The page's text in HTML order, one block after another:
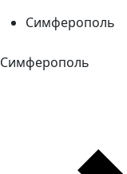
Симферополь
Симферополь